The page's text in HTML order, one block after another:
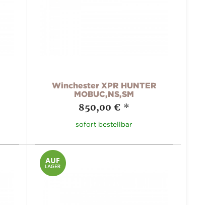
Winchester XPR HUNTER
MOBUC,NS,SM
850,00 € *
sofort bestellbar